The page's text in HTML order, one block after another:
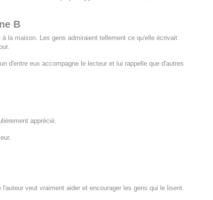
B
à la maison. Les gens admiraient tellement ce qu'elle écrivait
d'entre eux accompagne le lecteur et lui rappelle que d'autres
apprécié.
veut vraiment aider et encourager les gens qui le lisent.